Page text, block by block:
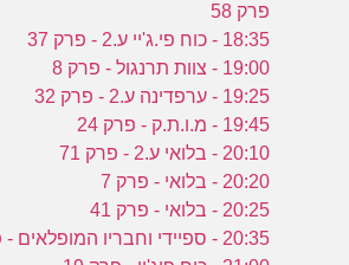
פרק 58
18:35 - כוח פי.ג'יי ע.2 - פרק 37
19:00 - צוות תרנגול - פרק 8
19:25 - ערפדינה ע.2 - פרק 32
19:45 - מ.ו.ת.ק - פרק 24
20:10 - בלואי ע.2 - פרק 71
20:20 - בלואי - פרק 7
20:25 - בלואי - פרק 41
20:35 - ספיידי וחבריו המופלאים - פרק 4